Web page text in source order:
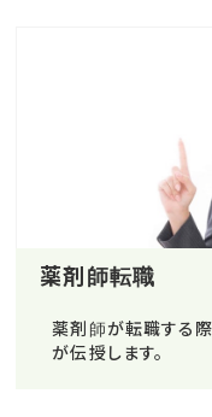
薬剤師転職
薬剤師が転職する際
が伝授します。